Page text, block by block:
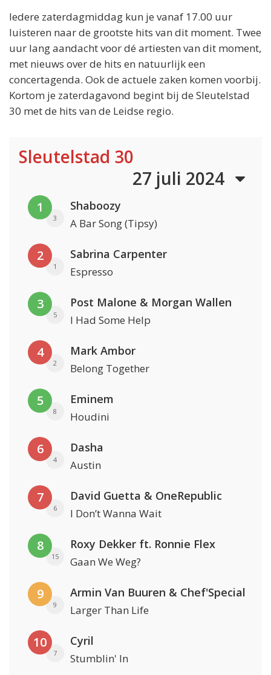
Iedere zaterdagmiddag kun je vanaf 17.00 uur
luisteren naar de grootste hits van dit moment. Twee
uur lang aandacht voor dé artiesten van dit moment,
met nieuws over de hits en natuurlijk een
concertagenda. Ook de actuele zaken komen voorbij.
Kortom je zaterdagavond begint bij de Sleutelstad
30 met de hits van de Leidse regio.
Sleutelstad 30
27 juli 2024
1
3
Shaboozy
A Bar Song (Tipsy)
2
1
Sabrina Carpenter
Espresso
3
5
Post Malone & Morgan Wallen
I Had Some Help
4
2
Mark Ambor
Belong Together
5
8
Eminem
Houdini
6
4
Dasha
Austin
7
6
David Guetta & OneRepublic
I Don’t Wanna Wait
8
15
Roxy Dekker ft. Ronnie Flex
Gaan We Weg?
9
9
Armin Van Buuren & Chef'Special
Larger Than Life
10
7
Cyril
Stumblin' In